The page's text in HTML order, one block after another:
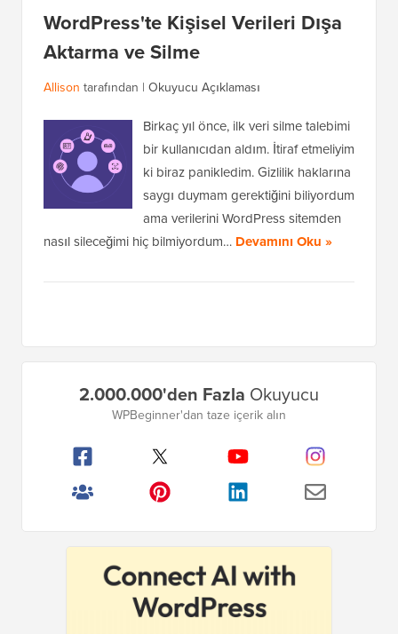
WordPress'te Kişisel Verileri Dışa
Aktarma ve Silme
Allison tarafından | Okuyucu Açıklaması
Birkaç yıl önce, ilk veri silme talebimi
bir kullanıcıdan aldım. İtiraf etmeliyim
ki biraz panikledim. Gizlilik haklarına
saygı duymam gerektiğini biliyordum
ama verilerini WordPress sitemden
nasıl sileceğimi hiç bilmiyordum… Devamını Oku »
2.000.000'den Fazla Okuyucu
WPBeginner'dan taze içerik alın